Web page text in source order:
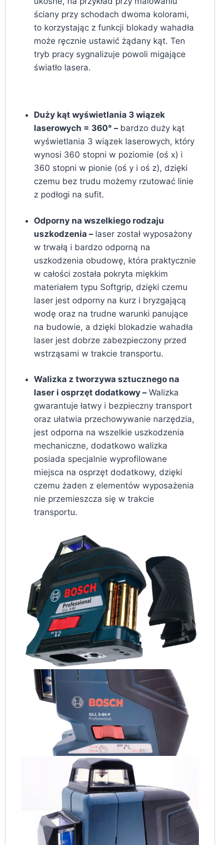
ściany przy schodach dwoma kolorami,
to korzystając z funkcji blokady wahadła
może ręcznie ustawić żądany kąt. Ten
tryb pracy sygnalizuje powoli migające
światło lasera.
Duży kąt wyświetlania 3 wiązek
laserowych = 360° – bardzo duży kąt
wyświetlania 3 wiązek laserowych, który
wynosi 360 stopni w poziomie (oś x) i
360 stopni w pionie (oś y i oś z), dzięki
czemu bez trudu możemy rzutować linie
z podłogi na sufit.
Odporny na wszelkiego rodzaju
uszkodzenia – laser został wyposażony
w trwałą i bardzo odporną na
uszkodzenia obudowę, która praktycznie
w całości została pokryta miękkim
materiałem typu Softgrip, dzięki czemu
laser jest odporny na kurz i bryzgającą
wodę oraz na trudne warunki panujące
na budowie, a dzięki blokadzie wahadła
laser jest dobrze zabezpieczony przed
wstrząsami w trakcie transportu.
Walizka z tworzywa sztucznego na
laser i osprzęt dodatkowy – Walizka
gwarantuje łatwy i bezpieczny transport
oraz ułatwia przechowywanie narzędzia,
jest odporna na wszelkie uszkodzenia
mechaniczne, dodatkowo walizka
posiada specjalnie wyprofilowane
miejsca na osprzęt dodatkowy, dzięki
czemu żaden z elementów wyposażenia
nie przemieszcza się w trakcie
transportu.